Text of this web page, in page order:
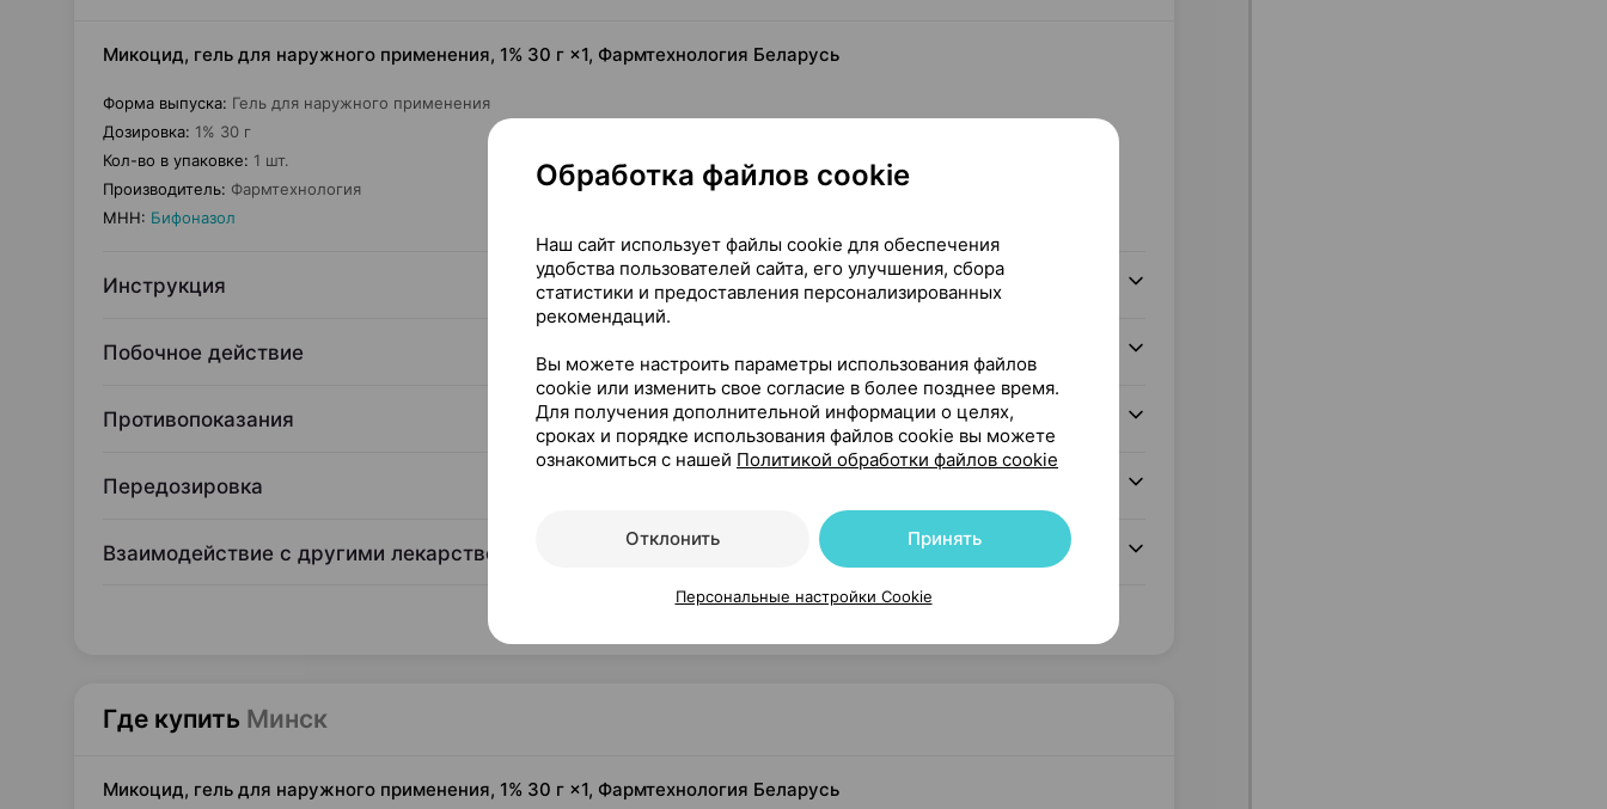
Микоцид, гель для наружного применения, 1% 30 г ×1, Фармтехнология Беларусь
Форма выпуска: Гель для наружного применения
Дозировка: 1% 30 г
Кол-во в упаковке: 1 шт.
Производитель: Фармтехнология
МНН: Бифоназол
Инструкция
Побочное действие
Противопоказания
Передозировка
Взаимодействие с другими лекарственными средствами
Где купить Минск
Микоцид, гель для наружного применения, 1% 30 г ×1, Фармтехнология Беларусь
Обработка файлов cookie
Наш сайт использует файлы cookie для обеспечения
удобства пользователей сайта, его улучшения, сбора
статистики и предоставления персонализированных
рекомендаций.
Вы можете настроить параметры использования файлов
cookie или изменить свое согласие в более позднее время.
Для получения дополнительной информации о целях,
сроках и порядке использования файлов cookie вы можете
ознакомиться с нашей Политикой обработки файлов cookie
Отклонить Принять
Персональные настройки Cookie